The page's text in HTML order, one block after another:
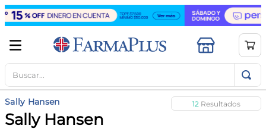
Buscar...
Sally Hansen 12
Sally Hansen
TÉRMINOS MÁS BUSCADOS
1.
mela b3
2
cerave limpieza
creatina